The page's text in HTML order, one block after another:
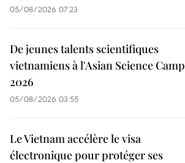
05/08/2026 07:23
De jeunes talents scientifiques
vietnamiens à l'Asian Science Camp
2026
05/08/2026 03:55
Le Vietnam accélère le visa
électronique pour protéger ses